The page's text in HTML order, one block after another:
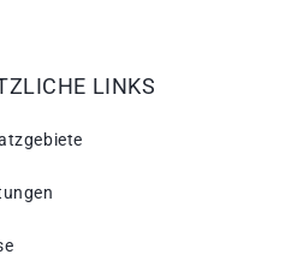
LINKS